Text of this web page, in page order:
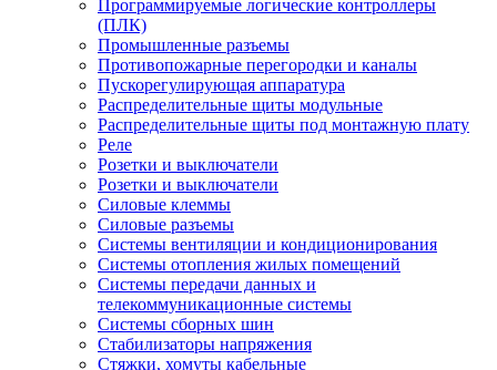
Программируемые логические контроллеры
(ПЛК)
Промышленные разъемы
Противопожарные перегородки и каналы
Пускорегулирующая аппаратура
Распределительные щиты модульные
Распределительные щиты под монтажную плату
Реле
Розетки и выключатели
Розетки и выключатели
Силовые клеммы
Силовые разъемы
Системы вентиляции и кондиционирования
Системы отопления жилых помещений
Системы передачи данных и
телекоммуникационные системы
Системы сборных шин
Стабилизаторы напряжения
Стяжки, хомуты кабельные